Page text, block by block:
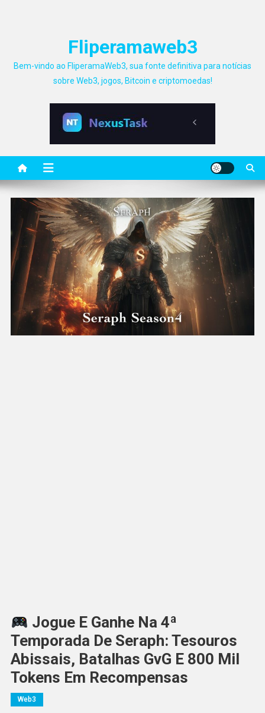
Fliperamaweb3
Bem-vindo ao FliperamaWeb3, sua fonte definitiva para notícias
sobre Web3, jogos, Bitcoin e criptomoedas!
Jogue E Ganhe Na 4ª
Temporada De Seraph: Tesouros
Abissais, Batalhas GvG E 800 Mil
Tokens Em Recompensas
Web3